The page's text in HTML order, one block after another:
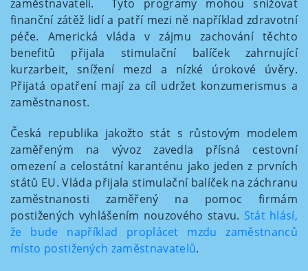
zaměstnavateli. Tyto programy mohou snižovat
finanční zátěž lidí a patří mezi ně například zdravotní
péče. Americká vláda v zájmu zachování těchto
benefitů přijala stimulační balíček zahrnující
kurzarbeit, snížení mezd a nízké úrokové úvěry.
Přijatá opatření mají za cíl udržet konzumerismus a
zaměstnanost.
Česká republika jakožto stát s růstovým modelem
zaměřeným na vývoz zavedla přísná cestovní
omezení a celostátní karanténu jako jeden z prvních
států EU. Vláda přijala stimulační balíček na záchranu
zaměstnanosti zaměřený na pomoc firmám
postižených vyhlášením nouzového stavu. Stát hlásí,
že bude například proplácet mzdu zaměstnanců
místo postižených zaměstnavatelů.